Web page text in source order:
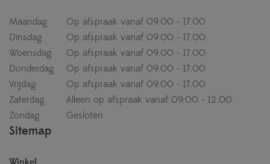
Maandag
Op afspraak vanaf 09.00 - 17.00
Dinsdag
Op afspraak vanaf 09.00 - 17.00
Woensdag
Op afspraak vanaf 09.00 - 17.00
Donderdag
Op afspraak vanaf 09.00 - 17.00
Vrijdag
Op afspraak vanaf 09.00 - 17.00
Zaterdag
Alleen op afspraak vanaf 09.00 - 12.00
Zondag
Gesloten
Sitemap